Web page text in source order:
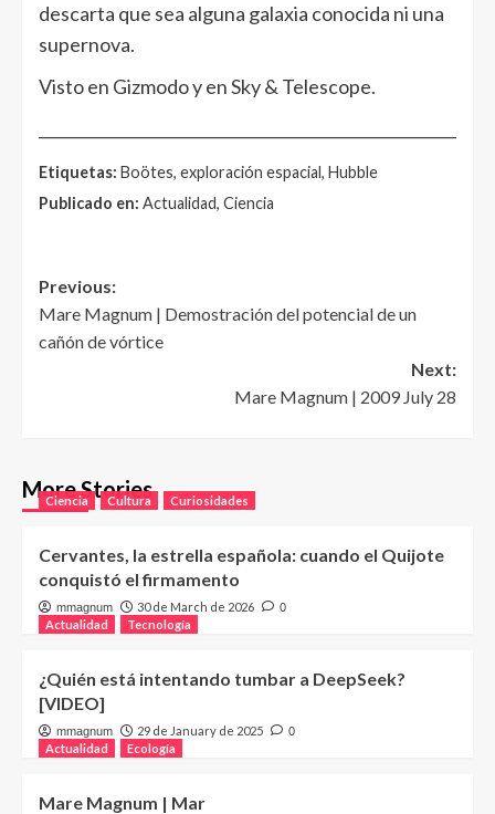
descarta que sea alguna galaxia conocida ni una
supernova.
Visto en Gizmodo y en Sky & Telescope.
Etiquetas: Boötes, exploración espacial, Hubble
Publicado en: Actualidad, Ciencia
Post
navigation
Previous:
Mare Magnum | Demostración del potencial de un
cañón de vórtice
Next:
Mare Magnum | 2009 July 28
More Stories
Ciencia Cultura Curiosidades
Cervantes, la estrella española: cuando el Quijote
conquistó el firmamento
mmagnum 30 de March de 2026 0
Actualidad Tecnología
¿Quién está intentando tumbar a DeepSeek?
[VIDEO]
mmagnum 29 de January de 2025 0
Actualidad Ecología
Mare Magnum | Mar